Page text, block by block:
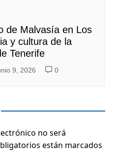
de Malvasía en Los
y cultura de la
Tenerife
9, 2026 0
no será
están marcados